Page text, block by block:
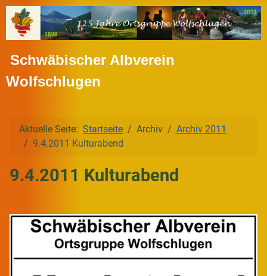
Schwäbischer Albverein
Wolfschlugen
Aktuelle Seite: Startseite Archiv
Archiv 2011
9.4.2011 Kulturabend
9.4.2011 Kulturabend